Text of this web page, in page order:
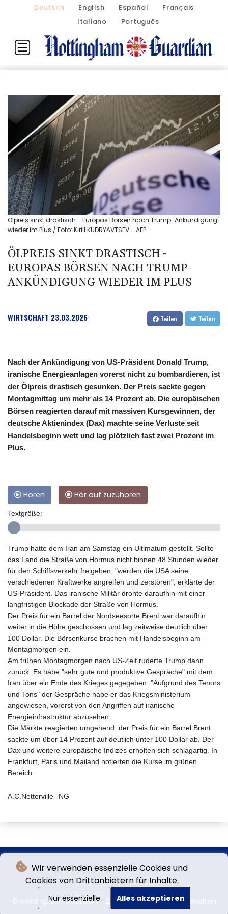
Wir verwenden essenzielle Cookies und
Cookies von Drittanbietern für Inhalte.
Nur essenzielle Alles akzeptieren
Deutsch English Español
Français
Italiano
Português
Ölpreis sinkt drastisch - Europas Börsen nach Trump-Ankündigung
wieder im Plus / Foto: Kirill KUDRYAVTSEV - AFP
ÖLPREIS SINKT DRASTISCH -
EUROPAS BÖRSEN NACH TRUMP-
ANKÜNDIGUNG WIEDER IM PLUS
WIRTSCHAFT 23.03.2026 Teilen Teilen
Nach der Ankündigung von US-Präsident Donald Trump,
iranische Energieanlagen vorerst nicht zu bombardieren, ist
der Ölpreis drastisch gesunken. Der Preis sackte gegen
Montagmittag um mehr als 14 Prozent ab. Die europäischen
Börsen reagierten darauf mit massiven Kursgewinnen, der
deutsche Aktienindex (Dax) machte seine Verluste seit
Handelsbeginn wett und lag plötzlich fast zwei Prozent im
Plus.
Hören Hör auf zuzuhören
Textgröße:
Trump hatte dem Iran am Samstag ein Ultimatum gestellt. Sollte
das Land die Straße von Hormus nicht binnen 48 Stunden wieder
für den Schiffsverkehr freigeben, "werden die USA seine
verschiedenen Kraftwerke angreifen und zerstören", erklärte der
US-Präsident. Das iranische Militär drohte daraufhin mit einer
langfristigen Blockade der Straße von Hormus.
Der Preis für ein Barrel der Nordseesorte Brent war daraufhin
weiter in die Höhe geschossen und lag zeitweise deutlich über
100 Dollar. Die Börsenkurse brachen mit Handelsbeginn am
Montagmorgen ein.
Am frühen Montagmorgen nach US-Zeit ruderte Trump dann
zurück. Es habe "sehr gute und produktive Gespräche" mit dem
Iran über ein Ende des Krieges gegegeben. "Aufgrund des Tenors
und Tons" der Gespräche habe er das Kriegsministerium
angewiesen, vorerst von den Angriffen auf iranische
Energieinfrastruktur abzusehen.
Die Märkte reagierten umgehend: der Preis für ein Barrel Brent
sackte um über 14 Prozent auf deutlich unter 100 Dollar ab. Der
Dax und weitere europäische Indizes erholten sich schlagartig. In
Frankfurt, Paris und Mailand notierten die Kurse im grünen
Bereich.
A.C.Netterville--NG
© Nottingham Guardian - 2026 - Alle Rechte vorbehalten